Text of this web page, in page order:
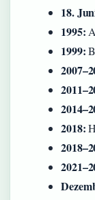
18.
1995:
1999:
2018: